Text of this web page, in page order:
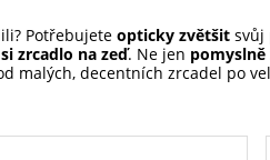
Potřebujete opticky zvětšitsvůj
zrcadlo na zeď. Ne jen pomyslně
malých, decentních zrcadel po